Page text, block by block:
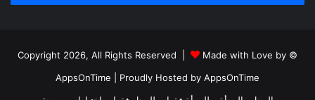
© Copyright 2026, All Rights Reserved |
Made with Love by
AppsOnTime | Proudly Hosted by AppsOnTime